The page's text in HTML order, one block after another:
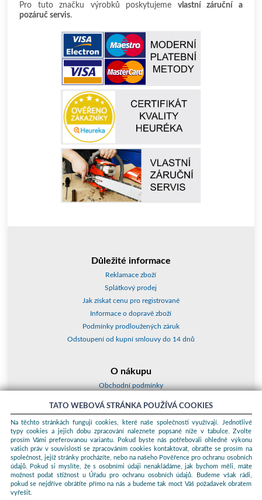
Pro tuto značku výrobků poskytujeme vlastní záruční a
pozáruč servis.
Důležité informace
Reklamace zboží
Splátkový prodej
Jak získat cenu pro registrované
Informace o dopravě zboží
Podmínky prodloužených záruk
Odstoupení od kupní smlouvy do 14 dnů
O nákupu
Obchodní podmínky
Kontakty a adresy
Essox splátky
Podle zákona o evidenci tržeb je prodávající povinen vystavit kupujícímu
účtenku. Zároveň je povinen zaevidovat přijatou tržbu u správce daně
online; v případě technického výpadku pak nejpozději do 48 hodin.
© 2026 ProKauf Komplex s.r.o. Všechna práva vyhrazena.
TATO WEBOVÁ STRÁNKA POUŽÍVÁ COOKIES
Na těchto stránkách fungují cookies, které naše společnosti využívají. Jednotlivé
typy cookies a jejich dobu zpracování naleznete popsané níže v tabulce. Zvolte
prosím Vámi preferovanou variantu. Pokud byste nás potřebovali ohledně výkonu
vašich práv v souvislosti se zpracováním cookies kontaktovat, obraťte se prosím na
společnost, jejíž stránky procházíte, nebo na našeho Pověřence pro ochranu osobních
údajů. Pokud si myslíte, že s osobními údaji nenakládáme, jak bychom měli, máte
možnost podat stížnost u Úřadu pro ochranu osobních údajů. Budeme však rádi,
pokud se nejdříve obrátíte přímo na nás a budeme tak moct Váš požadavek obratem
vyřešit.